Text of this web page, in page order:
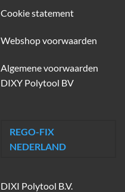
Cookie statement
Webshop voorwaarden
Algemene voorwaarden
DIXY Polytool BV
REGO-FIX
NEDERLAND
DIXI Polytool B.V.